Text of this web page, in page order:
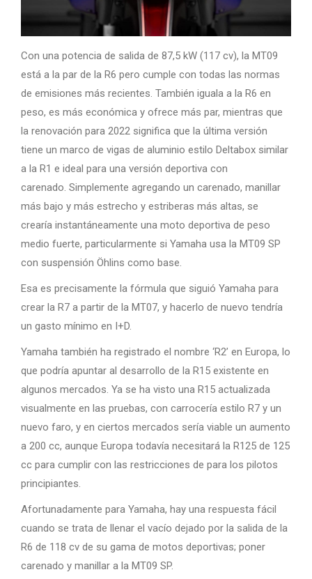
Con una potencia de salida de 87,5 kW (117 cv), la MT09
está a la par de la R6 pero cumple con todas las normas
de emisiones más recientes. También iguala a la R6 en
peso, es más económica y ofrece más par, mientras que
la renovación para 2022 significa que la última versión
tiene un marco de vigas de aluminio estilo Deltabox similar
a la R1 e ideal para una versión deportiva con
carenado. Simplemente agregando un carenado, manillar
más bajo y más estrecho y estriberas más altas, se
crearía instantáneamente una moto deportiva de peso
medio fuerte, particularmente si Yamaha usa la MT09 SP
con suspensión Öhlins como base.
Esa es precisamente la fórmula que siguió Yamaha para
crear la R7 a partir de la MT07, y hacerlo de nuevo tendría
un gasto mínimo en I+D.
Yamaha también ha registrado el nombre ‘R2’ en Europa, lo
que podría apuntar al desarrollo de la R15 existente en
algunos mercados. Ya se ha visto una R15 actualizada
visualmente en las pruebas, con carrocería estilo R7 y un
nuevo faro, y en ciertos mercados sería viable un aumento
a 200 cc, aunque Europa todavía necesitará la R125 de 125
cc para cumplir con las restricciones de para los pilotos
principiantes.
Afortunadamente para Yamaha, hay una respuesta fácil
cuando se trata de llenar el vacío dejado por la salida de la
R6 de 118 cv de su gama de motos deportivas; poner
carenado y manillar a la MT09 SP.